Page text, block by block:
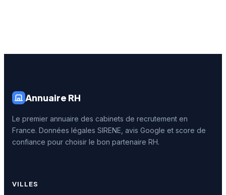
Annuaire RH
Le premier annuaire des cabinets de recrutement en
France. Données légales SIRENE, avis Google et score de
confiance pour choisir le bon partenaire RH.
VILLES